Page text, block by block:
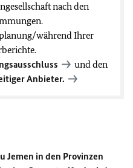
nach den
während Ihrer
und den
Anbieter.
Jemen in den Provinzen